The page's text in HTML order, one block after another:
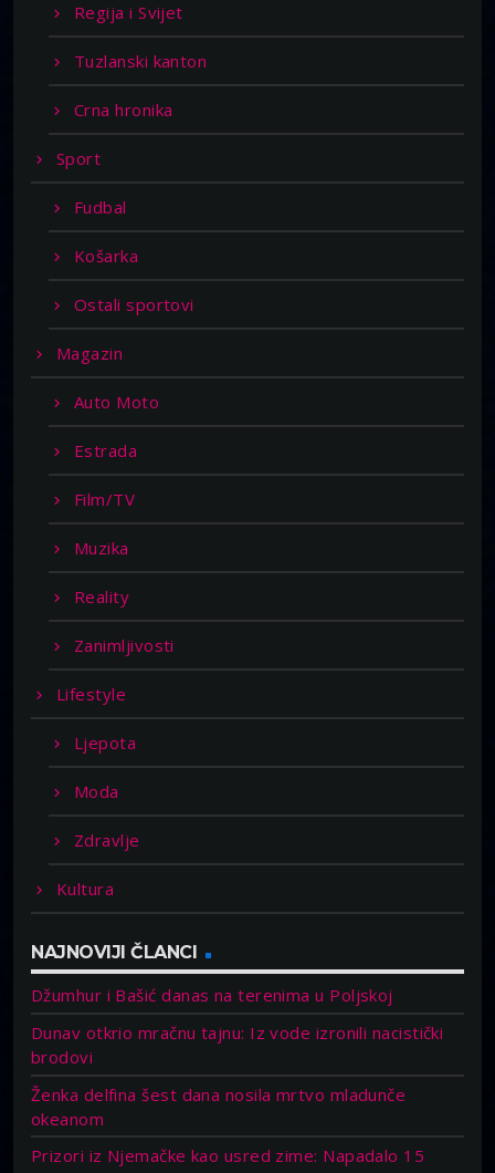
Regija i Svijet
Tuzlanski kanton
Crna hronika
Sport
Fudbal
Košarka
Ostali sportovi
Magazin
Auto Moto
Estrada
Film/TV
Muzika
Reality
Zanimljivosti
Lifestyle
Ljepota
Moda
Zdravlje
Kultura
NAJNOVIJI ČLANCI
Džumhur i Bašić danas na terenima u Poljskoj
Dunav otkrio mračnu tajnu: Iz vode izronili nacistički
brodovi
Ženka delfina šest dana nosila mrtvo mladunče
okeanom
Prizori iz Njemačke kao usred zime: Napadalo 15